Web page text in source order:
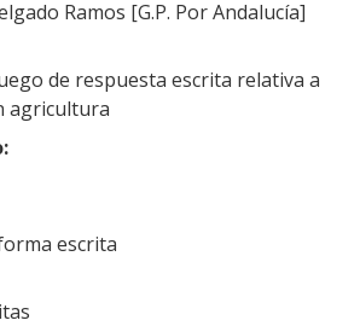
Ramos [G.P. Por Andalucía]
de respuesta escrita relativa a
agricultura
escrita